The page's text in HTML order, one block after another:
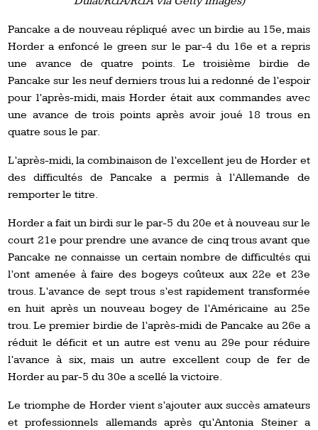
Pancake a de nouveau répliqué avec un birdie au 15e, mais
Horder a enfoncé le green sur le par-4 du 16e et a repris
une avance de quatre points. Le troisième birdie de
Pancake sur les neuf derniers trous lui a redonné de l’espoir
pour l’après-midi, mais Horder était aux commandes avec
une avance de trois points après avoir joué 18 trous en
quatre sous le par.
L’après-midi, la combinaison de l’excellent jeu de Horder et
des difficultés de Pancake a permis à l’Allemande de
remporter le titre.
Horder a fait un birdi sur le par-5 du 20e et à nouveau sur le
court 21e pour prendre une avance de cinq trous avant que
Pancake ne connaisse un certain nombre de difficultés qui
l’ont amenée à faire des bogeys coûteux aux 22e et 23e
trous. L’avance de sept trous s’est rapidement transformée
en huit après un nouveau bogey de l’Américaine au 25e
trou. Le premier birdie de l’après-midi de Pancake au 26e a
réduit le déficit et un autre est venu au 29e pour réduire
l’avance à six, mais un autre excellent coup de fer de
Horder au par-5 du 30e a scellé la victoire.
Le triomphe de Horder vient s’ajouter aux succès amateurs
et professionnels allemands après qu’Antonia Steiner a